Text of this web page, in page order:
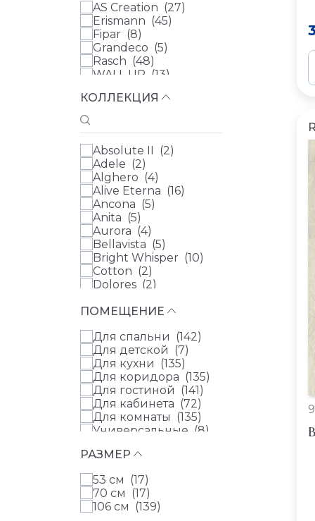
AS Creation (27)
Erismann (45)
Fipar (8)
Grandeco (5)
Rasch (48)
WALL UP (13)
Артекс (16)
Loymina (0 )
Луна Уоллс (Luna
Walls) (0 )
Milassa (0)
Parati&Parati (
Parato (0
Rasch Textil (
Sirpi (0)
КОЛЛЕКЦИЯ
Absolute II (2)
Adele (2)
Alghero (4)
Alive Eterna (16)
Ancona (5)
Anita (5)
Aurora (4)
Bellavista (5)
Bright Whisper (10)
Cotton (2)
Dolores (2)
Florentine Incanto (
Forest Dreams (7)
Fresh Up (3)
Garden (13
Gentle (7)
Gentle Elegance (3
Golden Hour ( 4)
Lamborghini 3 (5)
Luxury (1)
Mini Trend (
Modelli Di Vita (
Novella (8
Pacifica Deluxe (
Philipp Plein 2 (
ПОМЕЩЕНИЕ
Для спальни (142)
Для детской (7)
Для кухни (135)
Для коридора (135)
Для гостиной (141)
Для кабинета (72)
Для комнаты (135)
Универсальные (8)
РАЗМЕР
53 см (17)
70 см (17)
106 см (139)